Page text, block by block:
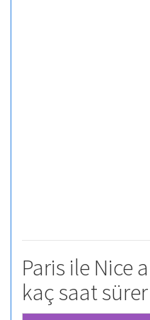
Paris ile Nice
kaç saat sürer